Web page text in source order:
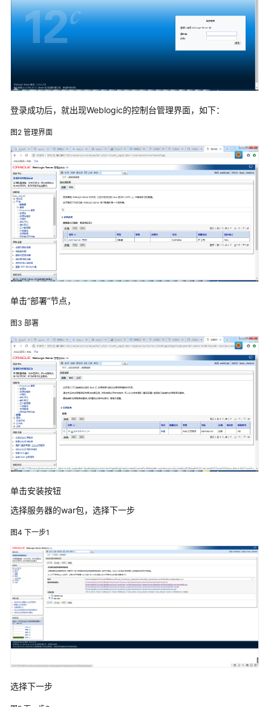
云
科
联
数
基
设
施
解
决
方
案
美
云
智
数
品
划
数
字
化
解
决
方
案
天
心
天
思
字
化
厂
方
案
数
码
CAXA
登录成功后，就出现Weblogic的控制台管理界面，如下：
图2 管理界面
单击“部署”节点，
图3 部署
单击安装按钮
选择服务器的war包，选择下一步
图4 下一步1
选择下一步